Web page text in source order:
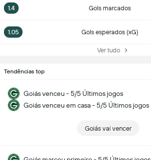
1.4 Gols marcados
1.05 Gols esperados (xG)
Ver tudo
Tendências top
Goiás venceu - 5/5 Últimos jogos
Goiás venceu em casa - 5/5 Últimos jogos
Goiás vai vencer